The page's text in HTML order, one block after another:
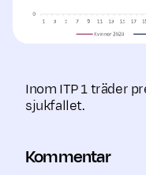
Inom ITP 1 träder
sjukfallet.
Kommentar